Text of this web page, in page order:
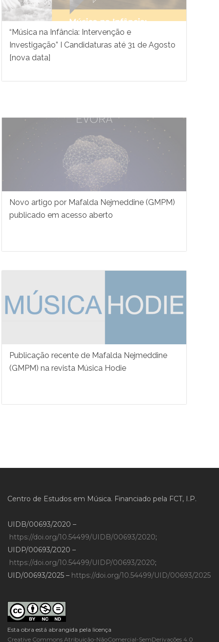
“Música na Infância: Intervenção e
Investigação” I Candidaturas até 31 de Agosto
[nova data]
Novo artigo por Mafalda Nejmeddine (GMPM)
publicado em acesso aberto
Publicação recente de Mafalda Nejmeddine
(GMPM) na revista Música Hodie
Centro de Estudos em Música. Financiado pela FCT, I.P.
UIDB/00693/2020 –
https://doi.org/10.54499/UIDB/00693/2020;
UIDP/00693/2020 –
https://doi.org/10.54499/UIDP/00693/2020;
UID/00693/2025 – https://doi.org/10.54499/UID/00693/2025
Esta obra está abrangida pela licença
Creative Commons Atribuição-NãoComercial-SemDerivações 4.0